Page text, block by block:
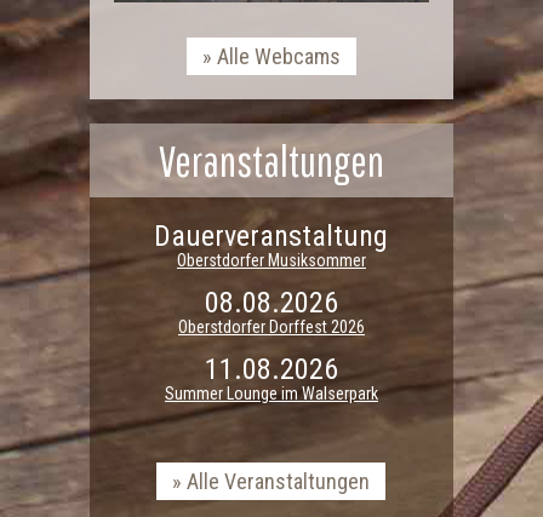
Alle Webcams
Veranstaltungen
Dauerveranstaltung
Oberstdorfer Musiksommer
08.08.2026
Oberstdorfer Dorffest 2026
11.08.2026
Summer Lounge im Walserpark
Alle Veranstaltungen